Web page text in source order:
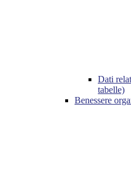
Dati
tabelle)
Benessere